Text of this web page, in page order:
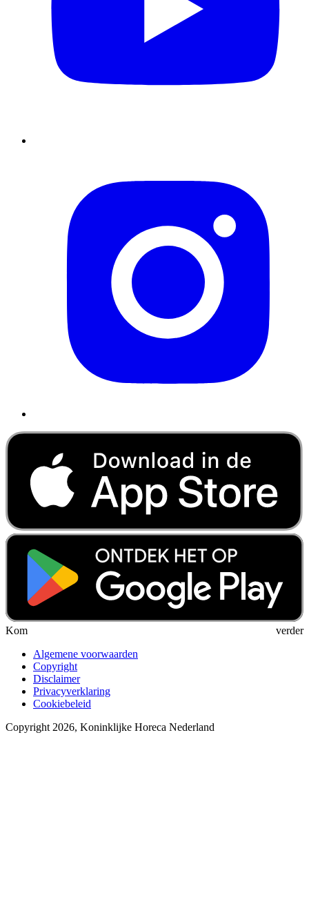
Kom verder
Algemene voorwaarden
Copyright
Disclaimer
Privacyverklaring
Cookiebeleid
Copyright 2026, Koninklijke Horeca Nederland